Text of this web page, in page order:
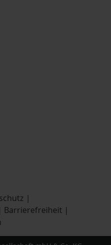
|
Barrierefreiheit |